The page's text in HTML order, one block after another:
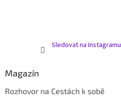
Sledovat na Instagramu
Magazín
Rozhovor na Cestách k sobě